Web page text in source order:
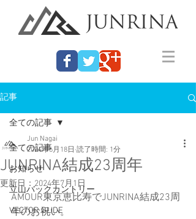
記事
全ての記事
お知らせ
立山バックカントリー
VECTOR GLIDE
全ての記事
JUNRINA結成23周年
Jun Nagai
2024年6月18日 読了時間: 1分
更新日：2024年7月1日
AMOUR東京恵比寿でJUNRINA結成23周
年のお祝い。